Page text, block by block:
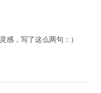
感，写了这么两句：）